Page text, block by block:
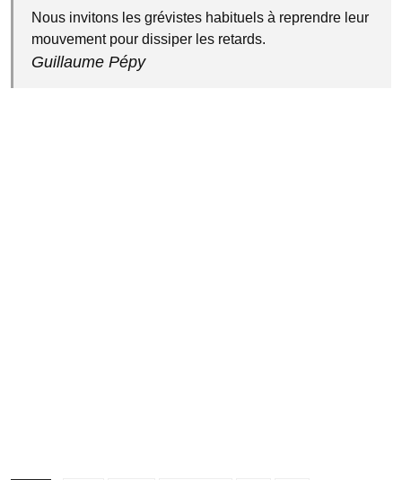
Nous invitons les grévistes habituels à reprendre leur
mouvement pour dissiper les retards.
Guillaume Pépy